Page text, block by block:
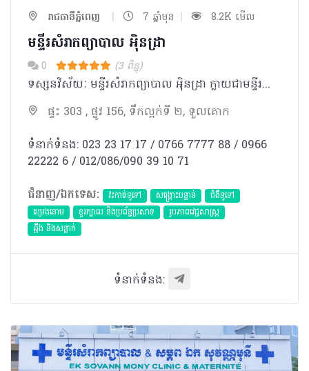
រាជធានីភ្នំពេញ | 7 ឆ្នាំមុន | 8.2K មើល
មន្ទីរសំរាកព្យាបាល អុិនដ្រា
0 (3 ពិន្ទុ)
ទស្សនវិស័យៈ មន្ទីរសំរាកព្យាបាល អុិនដ្រា ក្លាយជាមន្ទីរពេទ្យ ជំរើសដ៏ល្អបំផុត ប្រកបដោយទំនុកចិត្ត សំរាប់ប្រជាជនកម្ពុជា និងជនបរទេស។ បេសកកម្មៈ មន្ទីរសំរាកព្យាបាល អុិនដ្រា ខិតខំប្រឹងប្រែងដើម្បីផ្ដល់នូវ ការថែទាំនិងការព្យាបាល ដែលមានគុណភាពអន្តរជាតិ ដោយក្រុម គ្រូពេទ្យជំនាញ ជាមួយសេវាកម្មល្អឥតខ្ចោះ សម្រាប់បំពេញសេចក្តីត្រូវការរបស់អតិថិជន ។ ការប្តេជ្ញាចិត្តរបស់យើងមានដូចខាងក្រោម: - ផ្ដល់នូវសេវាវេជ្ជសាស្រ្តដែលមានគុណភាពខ្ពស់ដោយគោរពបានតាមបទដ្ឋានអន្តរជាតិ។ -ប្រកាន់ខ្ជាប់នូវតម្លៃនិងក្រមសីលធម៍ វេជ្ជសាស្ត្រ និងសិល្បៈនៃការព្យាបាល ប្រើប្រាស់នូវបច្ចេកវិទ្យាខ្ពស់បំផុត រួមជាមួយនិងឧបករណ៍វេជ្ជសាស្រ្ត ទំនើបទាន់សម័យ។ -អភិវឌ្ឍន៍ចំណេះដឹងវេជ្ជសាស្ត្របន្ថែមដោយការចូលរួមវគ្គបណ្តុះបណ្តាលវេជ្ជសាស្រ្តបន្ត និងការចូលលរួម សិក្ខាសាលា ឬសន្និសិទក្នុងតំបន់ និងអន្ដរជាតិ។ -លើកតម្កើងនិងកែលំអរគុណភាពនៃជីវិតនិងការថែទាំដល់អ្នកជំងឺរបស់យើងនៅទូទាំងប្រទេសកម្ពុជា។
ផ្ទះ 303 , ផ្លូវ 156, ទឹកល្អក់ទី ២, ទួលគោក
ទំនាក់ទំនង: 023 23 17 17 / 0766 7777 88 / 0966
22222 6 / 012/086/090 39 10 71
ជំនាញ/ឯកទេស:
វះកាត់ទូទៅ សង្គ្រោះបន្ទាន់
ជំងឺទូទៅ
តម្រងនោម
ខួរក្បាល និងប្រព័ន្ធប្រសាទ
​រូបភាពវេជ្ជសាស្រ្ត
ឆ្អឹង និងសន្លាក់
ទំនាក់ទំនង: